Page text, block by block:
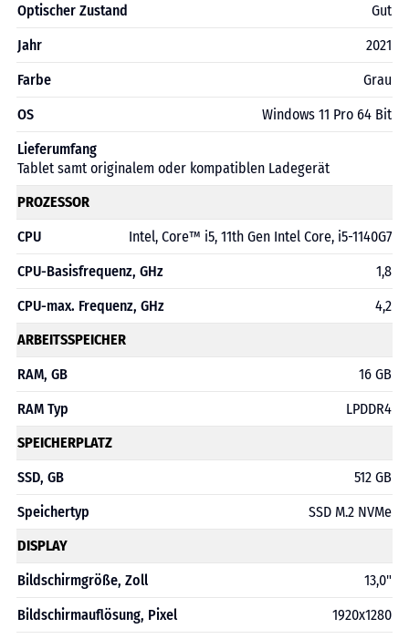
Optischer Zustand
Gut
Jahr
2021
Farbe
Grau
OS
Windows 11 Pro 64 Bit
Lieferumfang
Tablet samt originalem oder kompatiblen Ladegerät
PROZESSOR
CPU
Intel, Core™ i5, 11th Gen Intel Core, i5-1140G7
CPU-Basisfrequenz, GHz
1,8
CPU-max. Frequenz, GHz
4,2
ARBEITSSPEICHER
RAM, GB
16 GB
RAM Typ
LPDDR4
SPEICHERPLATZ
SSD, GB
512 GB
Speichertyp
SSD M.2 NVMe
DISPLAY
Bildschirmgröße, Zoll
13,0"
Bildschirmauflösung, Pixel
1920х1280